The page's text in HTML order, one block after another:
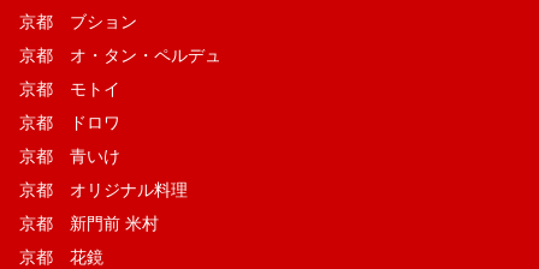
京都 ブション
京都 オ・タン・ペルデュ
京都 モトイ
京都 ドロワ
京都 青いけ
京都 オリジナル料理
京都 新門前 米村
京都 花鏡